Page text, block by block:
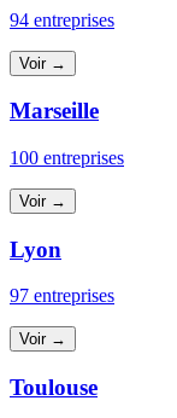
94 entreprises
Voir →
Marseille
100 entreprises
Voir →
Lyon
97 entreprises
Voir →
Toulouse